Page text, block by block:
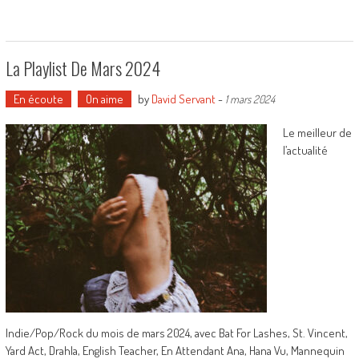
La Playlist De Mars 2024
En écoute On aime by David Servant- 1 mars 2024
Le meilleur de
l’actualité
Indie/Pop/Rock du mois de mars 2024, avec Bat For Lashes, St. Vincent,
Yard Act, Drahla, English Teacher, En Attendant Ana, Hana Vu, Mannequin